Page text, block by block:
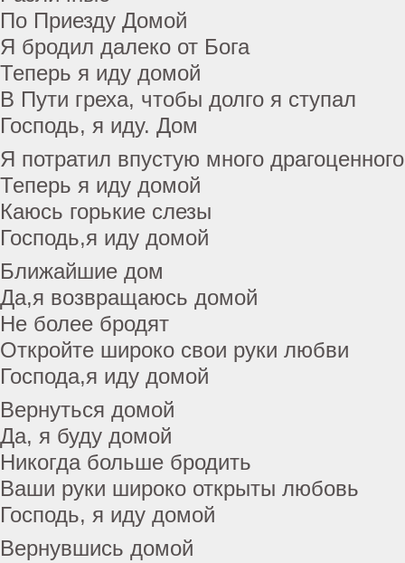
По Приезду Домой
Я бродил далеко от Бога
Теперь я иду домой
В Пути греха, чтобы долго я ступал
Господь, я иду. Дом
Я потратил впустую много
Теперь я иду домой
Каюсь горькие слезы
Господь,я иду домой
Ближайшие дом
Да,я возвращаюсь домой
Не более бродят
Откройте широко свои руки любви
Господа,я иду домой
Вернуться домой
Да, я буду домой
Никогда больше бродить
Ваши руки широко открыты любовь
Господь, я иду домой
Вернувшись домой